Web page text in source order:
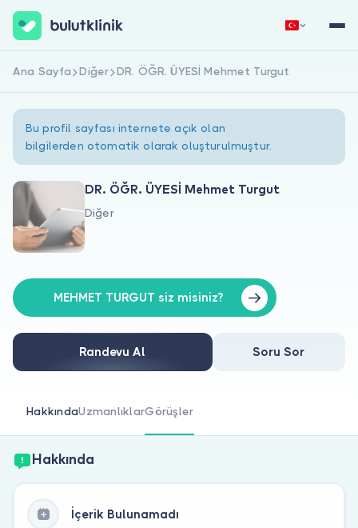
Hakkımızda
Doktorlar için
Doktor musunuz?
Hemen Kaydol Giriş Yap
Ana Sayfa Diğer DR. ÖĞR. ÜYESİ Mehmet Turgut
Bu profil sayfası internete açık olan
bilgilerden otomatik olarak oluşturulmuştur.
DR. ÖĞR. ÜYESİ Mehmet Turgut
Diğer
MEHMET TURGUT siz misiniz?
Randevu Al Soru Sor
HakkındaUzmanlıklarGörüşler
Hakkında
İçerik Bulunamadı